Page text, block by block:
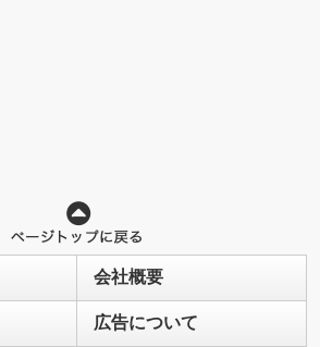
会社概要
広告について